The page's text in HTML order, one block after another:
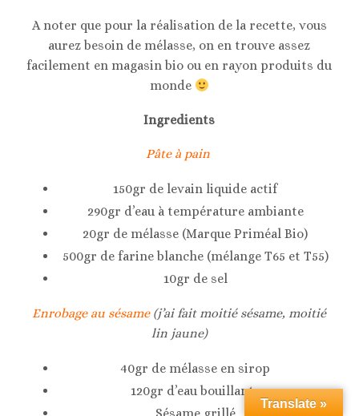
A noter que pour la réalisation de la recette, vous
aurez besoin de mélasse, on en trouve assez
facilement en magasin bio ou en rayon produits du
monde
Ingredients
Pâte à pain
150gr de levain liquide actif
290gr d’eau à température ambiante
20gr de mélasse (Marque Priméal Bio)
500gr de farine blanche (mélange T65 et T55)
10gr de sel
Enrobage au sésame (j’ai fait moitié sésame, moitié
lin jaune)
40gr de mélasse en sirop
120gr d’eau bouillante
Sésame grillé
Translate »